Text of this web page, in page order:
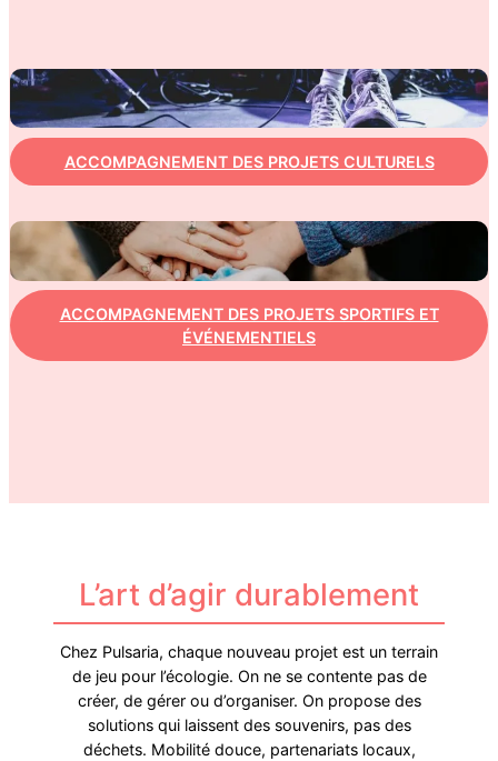
ACCOMPAGNEMENT DES PROJETS CULTURELS
ACCOMPAGNEMENT DES PROJETS SPORTIFS ET
ÉVÉNEMENTIELS
L’art d’agir durablement
Chez Pulsaria, chaque nouveau projet est un terrain
de jeu pour l’écologie. On ne se contente pas de
créer, de gérer ou d’organiser. On propose des
solutions qui laissent des souvenirs, pas des
déchets. Mobilité douce, partenariats locaux,